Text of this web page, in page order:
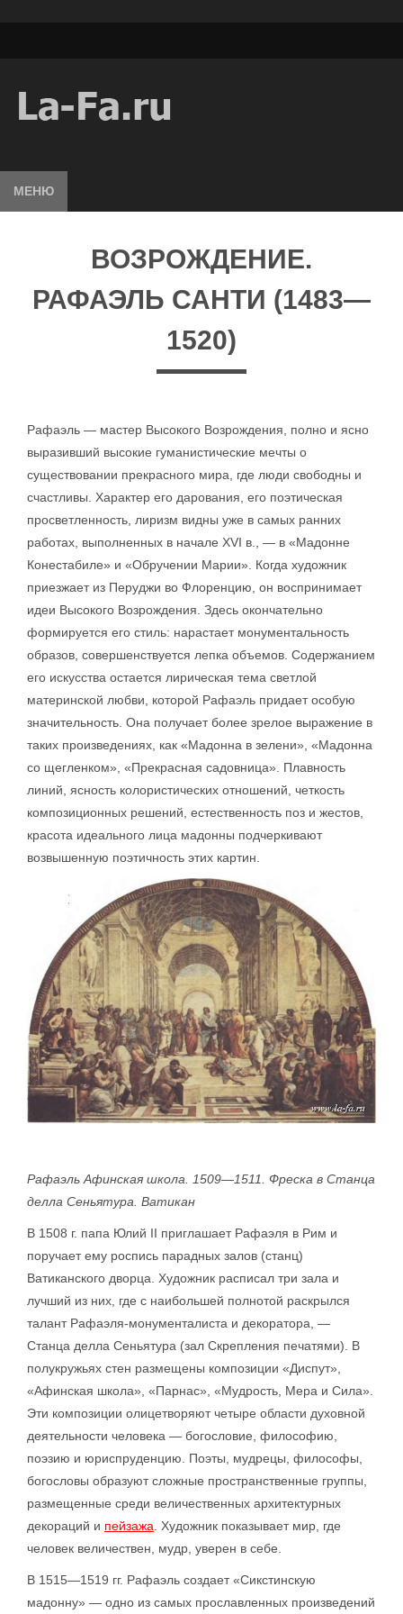
МЕНЮ
ВОЗРОЖДЕНИЕ.
РАФАЭЛЬ САНТИ (1483—
1520)
Рафаэль — мастер Высокого Возрождения, полно и ясно
выразивший высокие гуманистические мечты о
существовании прекрасного мира, где люди свободны и
счастливы. Характер его дарования, его поэтическая
просветленность, лиризм видны уже в самых ранних
работах, выполненных в начале XVI в., — в «Мадонне
Конестабиле» и «Обручении Марии». Когда художник
приезжает из Перуджи во Флоренцию, он воспринимает
идеи Высокого Возрождения. Здесь окончательно
формируется его стиль: нарастает монументальность
образов, совершенствуется лепка объемов. Содержанием
его искусства остается лирическая тема светлой
материнской любви, которой Рафаэль придает особую
значительность. Она получает более зрелое выражение в
таких произведениях, как «Мадонна в зелени», «Мадонна
со щегленком», «Прекрасная садовница». Плавность
линий, ясность колористических отношений, четкость
композиционных решений, естественность поз и жестов,
красота идеального лица мадонны подчеркивают
возвышенную поэтичность этих картин.
Рафаэль Афинская школа. 1509—1511. Фреска в Станца
делла Сеньятура. Ватикан
В 1508 г. папа Юлий II приглашает Рафаэля в Рим и
поручает ему роспись парадных залов (станц)
Ватиканского дворца. Художник расписал три зала и
лучший из них, где с наибольшей полнотой раскрылся
талант Рафаэля-монументалиста и декоратора, —
Станца делла Сеньятура (зал Скрепления печатями). В
полукружьях стен размещены композиции «Диспут»,
«Афинская школа», «Парнас», «Мудрость, Мера и Сила».
Эти композиции олицетворяют четыре области духовной
деятельности человека — богословие, философию,
поэзию и юриспруденцию. Поэты, мудрецы, философы,
богословы образуют сложные пространственные группы,
размещенные среди величественных архитектурных
декораций и пейзажа. Художник показывает мир, где
человек величествен, мудр, уверен в себе.
В 1515—1519 гг. Рафаэль создает «Сикстинскую
мадонну» — одно из самых прославленных произведений